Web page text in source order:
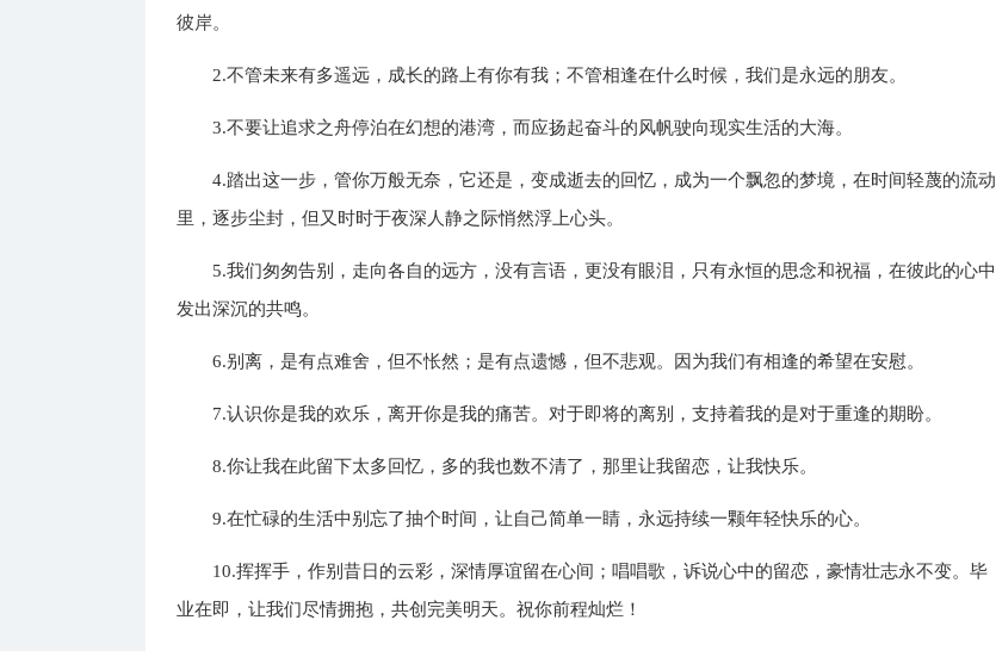
彼岸。
2.不管未来有多遥远，成长的路上有你有我；不管相逢在什么时候，我们是永远的朋友。
3.不要让追求之舟停泊在幻想的港湾，而应扬起奋斗的风帆驶向现实生活的大海。
4.踏出这一步，管你万般无奈，它还是，变成逝去的回忆，成为一个飘忽的梦境，在时间轻蔑的流动
里，逐步尘封，但又时时于夜深人静之际悄然浮上心头。
5.我们匆匆告别，走向各自的远方，没有言语，更没有眼泪，只有永恒的思念和祝福，在彼此的心中
发出深沉的共鸣。
6.别离，是有点难舍，但不怅然；是有点遗憾，但不悲观。因为我们有相逢的希望在安慰。
7.认识你是我的欢乐，离开你是我的痛苦。对于即将的离别，支持着我的是对于重逢的期盼。
8.你让我在此留下太多回忆，多的我也数不清了，那里让我留恋，让我快乐。
9.在忙碌的生活中别忘了抽个时间，让自己简单一睛，永远持续一颗年轻快乐的心。
10.挥挥手，作别昔日的云彩，深情厚谊留在心间；唱唱歌，诉说心中的留恋，豪情壮志永不变。毕
业在即，让我们尽情拥抱，共创完美明天。祝你前程灿烂！